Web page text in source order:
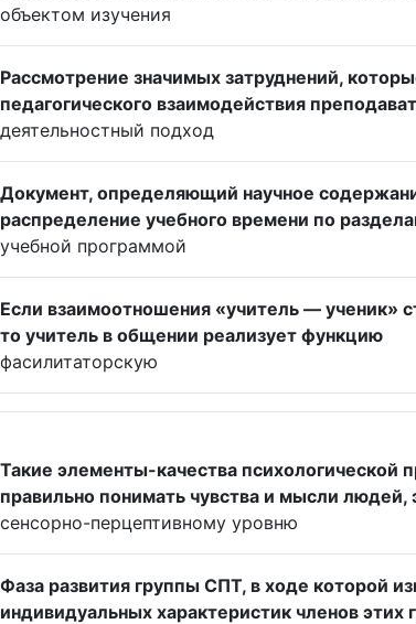
объектом изучения
Рассмотрение значимых затруднений,
педагогического взаимодействия
деятельностный подход
Документ, определяющий научное
распределение учебного времени по
учебной программой
Если взаимоотношения «учитель — ученик»
то учитель в общении реализует функцию
фасилитаторскую
Такие элементы-качества психологической
правильно понимать чувства и мысли
сенсорно-перцептивному уровню
Фаза развития группы СПТ, в ходе которой
индивидуальных характеристик членов этих